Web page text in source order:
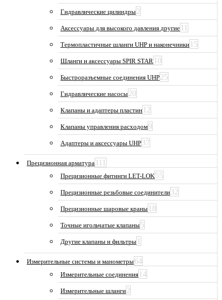
Гидравлические цилиндры2
Аксессуары для высокого давления другие 11
Термопластичные шланги UHP и наконечники 15
Шланги и аксессуары SPIR STAR 10
Быстроразъемные соединения UHP25
Гидравлические насосы20
Клапаны и адаптеры пластин 12
Клапаны управления расходом9
Адаптеры и аксессуары UHP37
Прецизионная арматура 111
Прецизионные фитинги LET-LOK55
Прецизионные резьбовые соединители32
Прецизионные шаровые краны 18
Точные игольчатые клапаны5
Другие клапаны и фильтры 1
Измерительные системы и манометры64
Измерительные соединения 14
Измерительные шланги2